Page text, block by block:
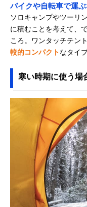
バイクや自転車で運
ソロキャンプやツーリ
に積むことを考えて、
ころ。ワンタッチテン
較的コンパクトなタイ
寒い時期に使う場